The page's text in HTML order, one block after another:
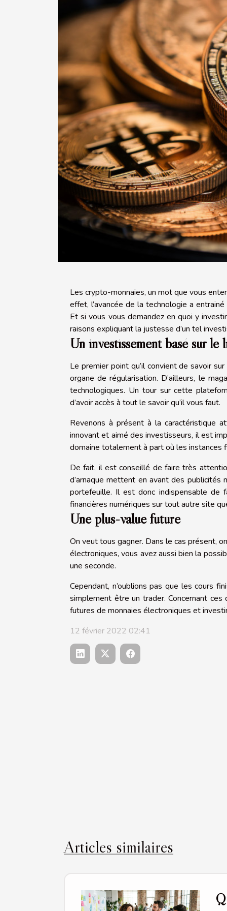
Les crypto-monnaies, un mot que vous
effet, l’avancée de la technologie a
Et si vous vous demandez en quoi y
raisons expliquant la justesse d’un tel
Un investissement basé sur le
Le premier point qu’il convient de savoir
organe de régularisation. D’ailleurs, le
technologiques. Un tour sur cette
d’avoir accès à tout le savoir qu’il vous faut.
Revenons à présent à la caractéristique
innovant et aimé des investisseurs, il est
domaine totalement à part où les instances
De fait, il est conseillé de faire très
d’arnaque mettent en avant des
portefeuille. Il est donc indispensable de
financières numériques sur tout autre site
Une plus-value future
On veut tous gagner. Dans le cas présent,
électroniques, vous avez aussi bien la
une seconde.
Cependant, n’oublions pas que les cours
simplement être un trader. Concernant
futures de monnaies électroniques et
12 février 2022 02:41
Articles similaires